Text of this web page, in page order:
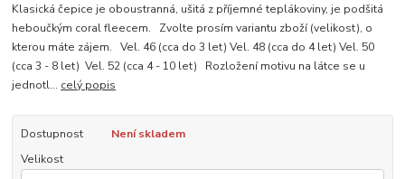
Klasická čepice je oboustranná, ušitá z příjemné teplákoviny, je podšitá
heboučkým coral fleecem. Zvolte prosím variantu zboží (velikost), o
kterou máte zájem. Vel. 46 (cca do 3 let) Vel. 48 (cca do 4 let) Vel. 50
(cca 3 - 8 let) Vel. 52 (cca 4 - 10 let) Rozložení motivu na látce se u
jednotl... celý popis
Dostupnost
Není skladem
Velikost